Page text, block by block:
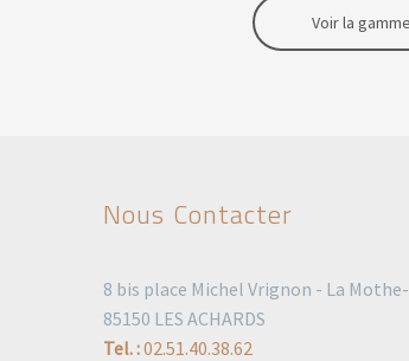
Voir la
Nous Contacter
8 bis place Michel Vrignon - La
85150 LES ACHARDS
Tel. :02.51.40.38.62